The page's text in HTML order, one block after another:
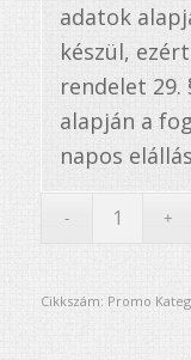
adatok
készül,
rendelet 29.
alapján a
napos
Cikkszám: Promo